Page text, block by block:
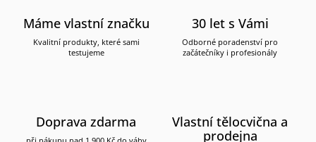
Máme vlastní značku
Kvalitní produkty, které sami
testujeme
30 let s Vámi
Odborné poradenství pro
začátečníky i profesionály
Doprava zdarma
při nákupu nad 1 900 Kč do váhy
Vlastní tělocvična a
prodejna